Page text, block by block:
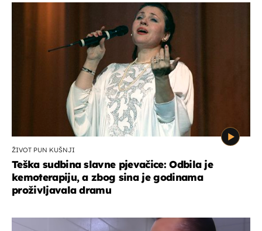
ŽIVOT PUN KUŠNJI
Teška sudbina slavne pjevačice: Odbila je
kemoterapiju, a zbog sina je godinama
proživljavala dramu